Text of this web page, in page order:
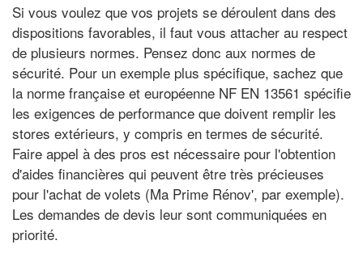
Si vous voulez que vos projets se déroulent dans des
dispositions favorables, il faut vous attacher au respect
de plusieurs normes. Pensez donc aux normes de
sécurité. Pour un exemple plus spécifique, sachez que
la norme française et européenne NF EN 13561 spécifie
les exigences de performance que doivent remplir les
stores extérieurs, y compris en termes de sécurité.
Faire appel à des pros est nécessaire pour l'obtention
d'aides financières qui peuvent être très précieuses
pour l'achat de volets (Ma Prime Rénov', par exemple).
Les demandes de devis leur sont communiquées en
priorité.